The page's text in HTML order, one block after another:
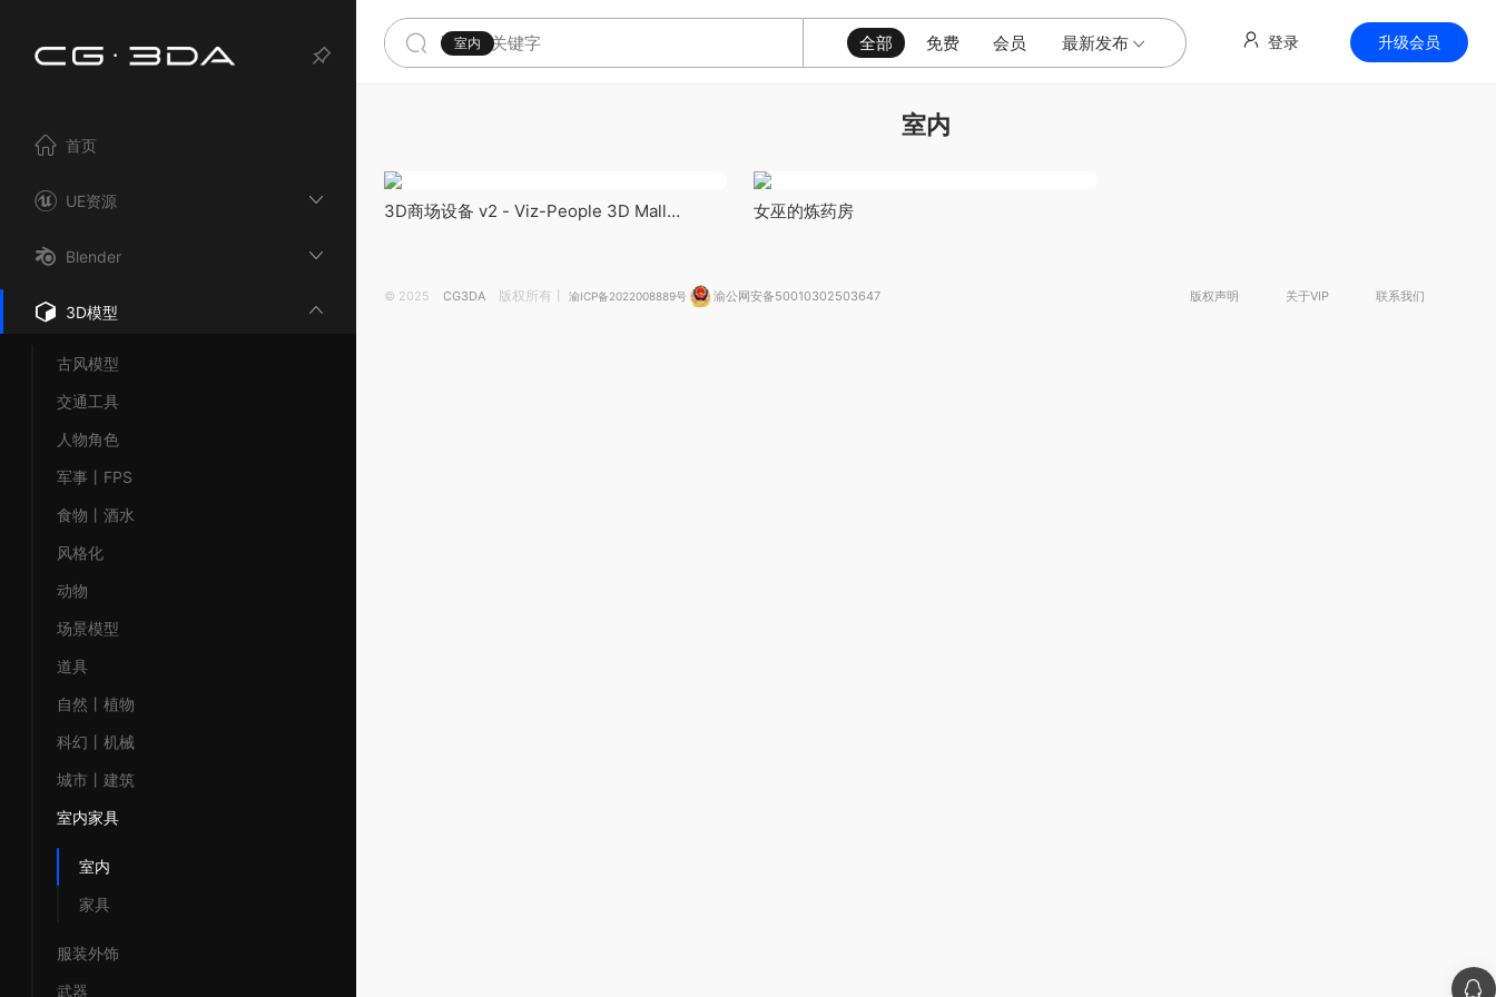
室内 全部 免费 会员 最新发布 登录 升级会员
首页
UE资源
Blender
3D模型
古风模型
交通工具
人物角色
军事丨FPS
食物丨酒水
风格化
动物
场景模型
道具
自然丨植物
科幻丨机械
城市丨建筑
室内家具
室内
家具
服装外饰
武器
室内
3D商场设备 v2 - Viz-People 3D Mall
女巫的炼药房
© 2025 CG3DA 版权所有丨 渝ICP备2022008889号 渝公网安备50010302503647 版权声明 关于VIP 联系我们